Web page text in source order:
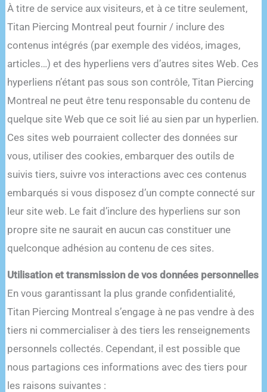
À titre de service aux visiteurs, et à ce titre seulement,
Titan Piercing Montreal peut fournir / inclure des
contenus intégrés (par exemple des vidéos, images,
articles…) et des hyperliens vers d’autres sites Web. Ces
hyperliens n’étant pas sous son contrôle, Titan Piercing
Montreal ne peut être tenu responsable du contenu de
quelque site Web que ce soit lié au sien par un hyperlien.
Ces sites web pourraient collecter des données sur
vous, utiliser des cookies, embarquer des outils de
suivis tiers, suivre vos interactions avec ces contenus
embarqués si vous disposez d’un compte connecté sur
leur site web. Le fait d’inclure des hyperliens sur son
propre site ne saurait en aucun cas constituer une
quelconque adhésion au contenu de ces sites.
Utilisation et transmission de vos données personnelles
En vous garantissant la plus grande confidentialité,
Titan Piercing Montreal s’engage à ne pas vendre à des
tiers ni commercialiser à des tiers les renseignements
personnels collectés. Cependant, il est possible que
nous partagions ces informations avec des tiers pour
les raisons suivantes :